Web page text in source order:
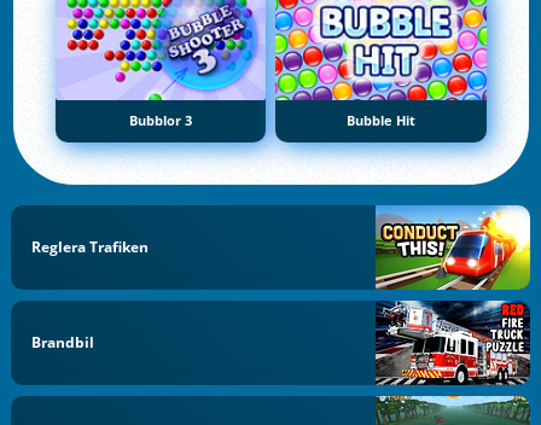
Bubblor 3 Bubble Hit
Reglera Trafiken
Brandbil